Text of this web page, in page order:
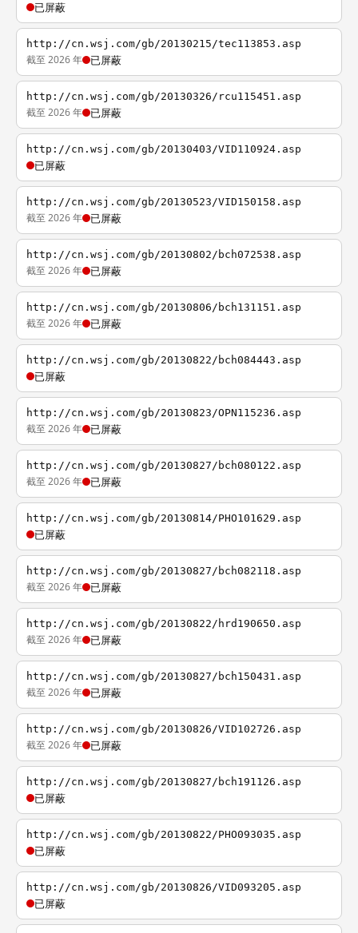
已屏蔽
http://cn.wsj.com/gb/20130215/tec113853.asp
截至 2026 年 已屏蔽
http://cn.wsj.com/gb/20130326/rcu115451.asp
截至 2026 年 已屏蔽
http://cn.wsj.com/gb/20130403/VID110924.asp
已屏蔽
http://cn.wsj.com/gb/20130523/VID150158.asp
截至 2026 年 已屏蔽
http://cn.wsj.com/gb/20130802/bch072538.asp
截至 2026 年 已屏蔽
http://cn.wsj.com/gb/20130806/bch131151.asp
截至 2026 年 已屏蔽
http://cn.wsj.com/gb/20130822/bch084443.asp
已屏蔽
http://cn.wsj.com/gb/20130823/OPN115236.asp
截至 2026 年 已屏蔽
http://cn.wsj.com/gb/20130827/bch080122.asp
截至 2026 年 已屏蔽
http://cn.wsj.com/gb/20130814/PHO101629.asp
已屏蔽
http://cn.wsj.com/gb/20130827/bch082118.asp
截至 2026 年 已屏蔽
http://cn.wsj.com/gb/20130822/hrd190650.asp
截至 2026 年 已屏蔽
http://cn.wsj.com/gb/20130827/bch150431.asp
截至 2026 年 已屏蔽
http://cn.wsj.com/gb/20130826/VID102726.asp
截至 2026 年 已屏蔽
http://cn.wsj.com/gb/20130827/bch191126.asp
已屏蔽
http://cn.wsj.com/gb/20130822/PHO093035.asp
已屏蔽
http://cn.wsj.com/gb/20130826/VID093205.asp
已屏蔽